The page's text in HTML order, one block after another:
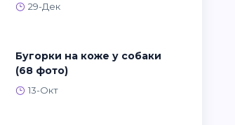
29-Дек
Бугорки на коже у собаки
(68 фото)
13-Окт